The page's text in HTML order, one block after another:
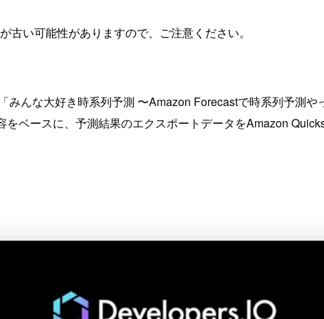
い可能性がありますので、ご注意ください。
んな大好き時系列予測 〜Amazon Forecastで時系列予測
ベースに、予測結果のエクスポートデータをAmazon